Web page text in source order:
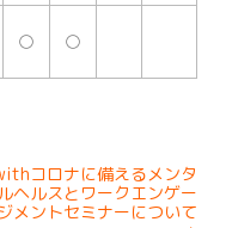
○ ○
コロナに備えるメンタ
ヘルスとワークエンゲー
メントセミナーについて